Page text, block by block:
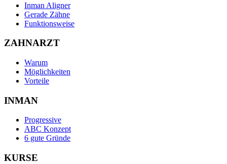
Inman Aligner
Gerade Zähne
Funktionsweise
ZAHNARZT
Warum
Möglichkeiten
Vorteile
INMAN
Progressive
ABC Konzept
6 gute Gründe
KURSE